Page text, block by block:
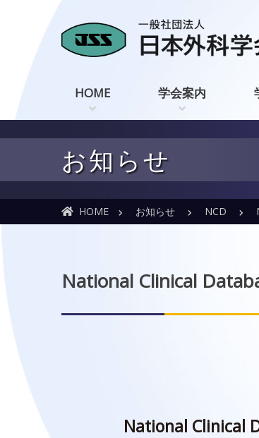
HOME 学会案内
お知らせ
HOME お知らせ NCD
National Clinical
National Clinical